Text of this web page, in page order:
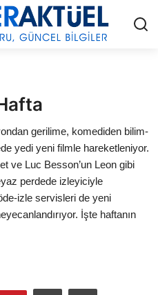
gerilime, komediden bilim-
yedi yeni filmle hareketleniyor.
ve Luc Besson’un Leon gibi
perdede izleyiciyle
izle servisleri de yeni
İşte haftanın